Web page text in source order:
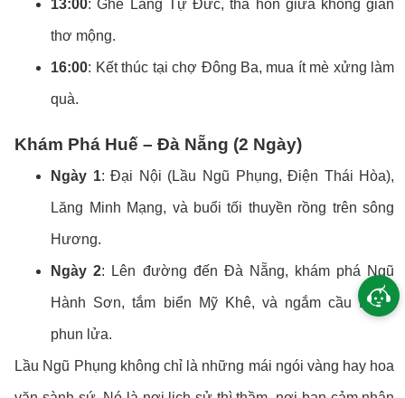
13:00: Ghé Lăng Tự Đức, thả hồn giữa không gian
thơ mộng.
16:00: Kết thúc tại chợ Đông Ba, mua ít mè xửng làm
quà.
Khám Phá Huế – Đà Nẵng (2 Ngày)
Ngày 1: Đại Nội (Lầu Ngũ Phụng, Điện Thái Hòa),
Lăng Minh Mạng, và buổi tối thuyền rồng trên sông
Hương.
Ngày 2: Lên đường đến Đà Nẵng, khám phá Ngũ
Hành Sơn, tắm biển Mỹ Khê, và ngắm cầu Rồng
phun lửa.
Lầu Ngũ Phụng không chỉ là những mái ngói vàng hay hoa